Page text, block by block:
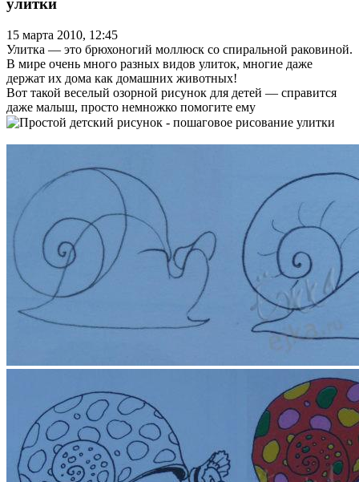
улитки
15 марта 2010, 12:45
Улитка — это брюхоногий моллюск со спиральной раковиной.
В мире очень много разных видов улиток, многие даже
держат их дома как домашних животных!
Вот такой веселый озорной рисунок для детей — справится
даже малыш, просто немножко помогите ему